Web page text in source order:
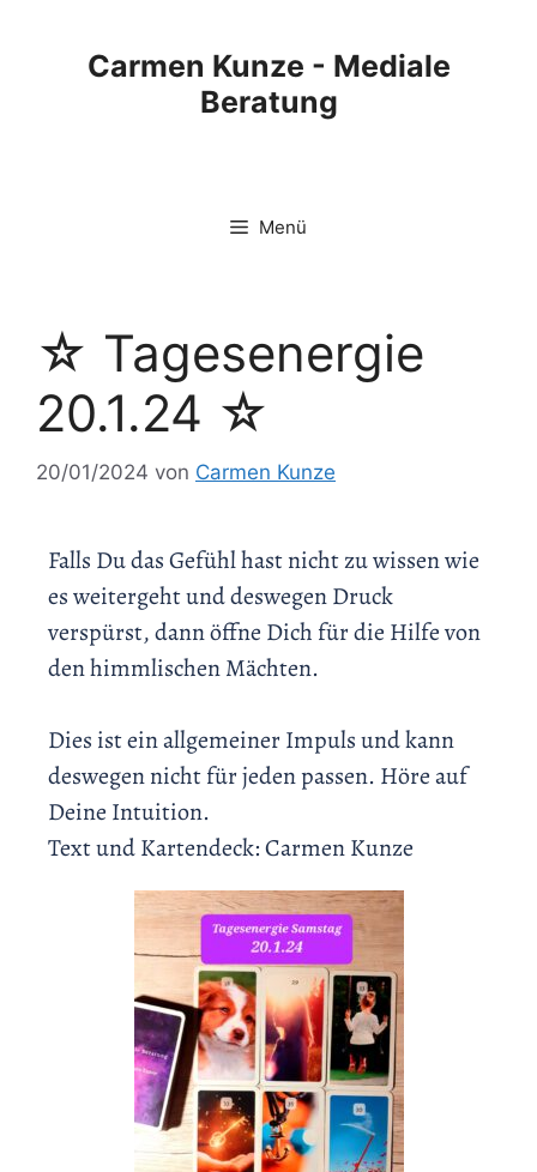
Carmen Kunze - Mediale
Beratung
Menü
☆ Tagesenergie
20.1.24 ☆
20/01/2024 von Carmen Kunze
Falls Du das Gefühl hast nicht zu wissen wie
es weitergeht und deswegen Druck
verspürst, dann öffne Dich für die Hilfe von
den himmlischen Mächten.
Dies ist ein allgemeiner Impuls und kann
deswegen nicht für jeden passen. Höre auf
Deine Intuition.
Text und Kartendeck: Carmen Kunze